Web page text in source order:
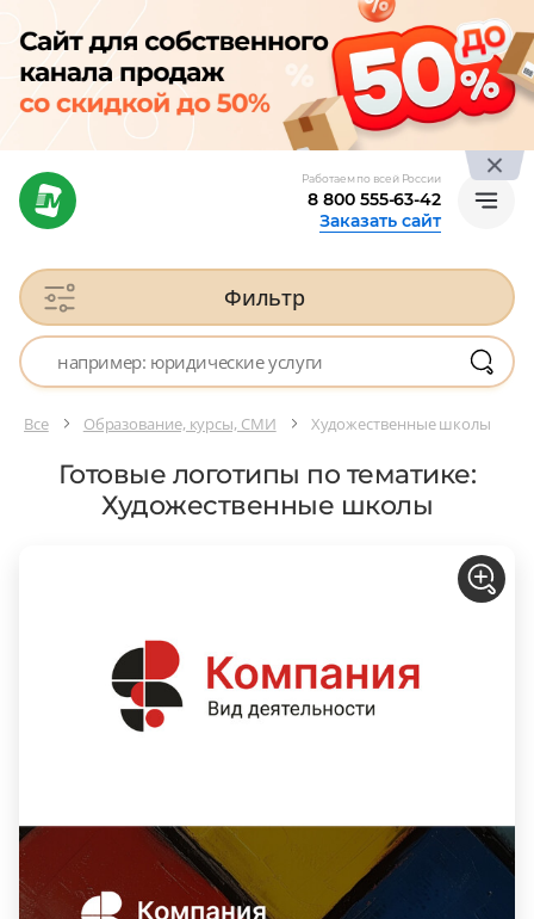
Работаем по всей России
8 800 555-63-42
Заказать сайт
Фильтр
Все Образование, курсы, СМИ Художественные школы
Готовые логотипы по тематике:
Художественные школы